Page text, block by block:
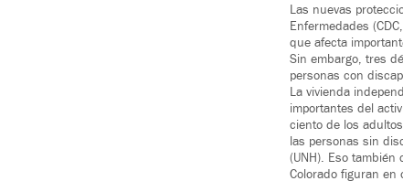
Las nuevas
Enfermedades
que afecta
Sin embargo, tres
personas con
La vivienda
importantes del
ciento de los
las personas sin
(UNH). Eso
Colorado figuran en